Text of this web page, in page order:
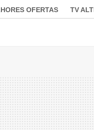
OFERTAS TV